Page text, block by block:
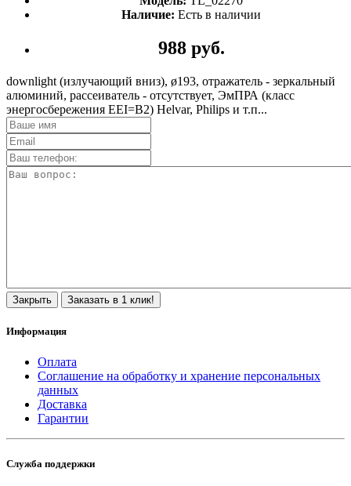
Наличие: Есть в наличии
988 руб.
downlight (излучающий вниз), ø193, отражатель - зеркальный
алюминий, рассеиватель - отсутствует, ЭмПРА (класс
энергосбережения EEI=B2) Helvar, Philips и т.п...
Закрыть Заказать в 1 клик!
Информация
Оплата
Соглашение на обработку и хранение персональных
данных
Доставка
Гарантии
Служба поддержки